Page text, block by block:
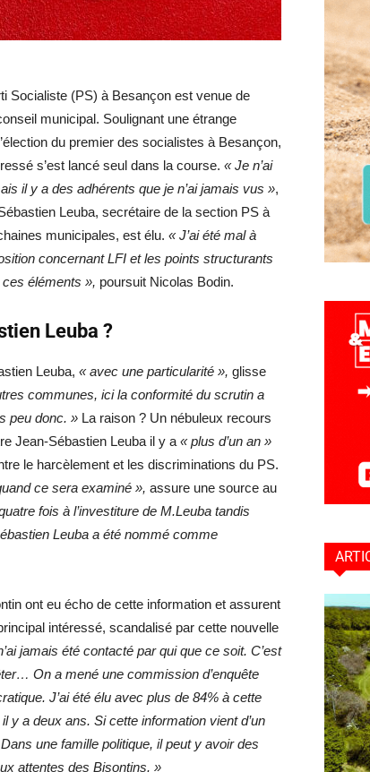
Hebdo25
Socialiste (PS) à Besançon est venue de
municipal. Soulignant une étrange
du premier des socialistes à Besançon,
s’est lancé seul dans la course. « Je n’ai
il y a des adhérents que je n’ai jamais vus »,
Leuba, secrétaire de la section PS à
municipales, est élu. « J’ai été mal à
concernant LFI et les points structurants
éléments », poursuit Nicolas Bodin.
Leuba ?
Leuba, « avec une particularité », glisse
communes, ici la conformité du scrutin a
peu donc. » La raison ? Un nébuleux recours
Jean-Sébastien Leuba il y a « plus d’un an »
le harcèlement et les discriminations du PS.
ce sera examiné », assure une source au
fois à l’investiture de M.Leuba tandis
Leuba a été nommé comme
ont eu écho de cette information et assurent
intéressé, scandalisé par cette nouvelle
jamais été contacté par qui que ce soit. C’est
On a mené une commission d’enquête
J’ai été élu avec plus de 84% à cette
y a deux ans. Si cette information vient d’un
une famille politique, il peut y avoir des
attentes des Bisontins. »